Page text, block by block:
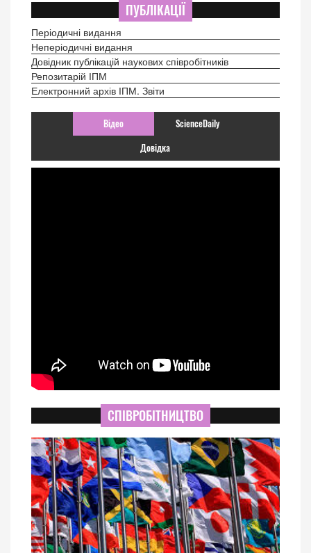
ПУБЛІКАЦІЇ
Періодичні видання
Неперіодичні видання
Довідник публікацій наукових співробітників
Репозитарій ІПМ
Електронний архів ІПМ. Звіти
Відео ScienceDaily
Довідка
СПІВРОБІТНИЦТВО